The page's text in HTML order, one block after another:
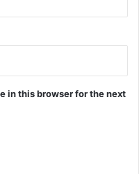
in this browser for the next